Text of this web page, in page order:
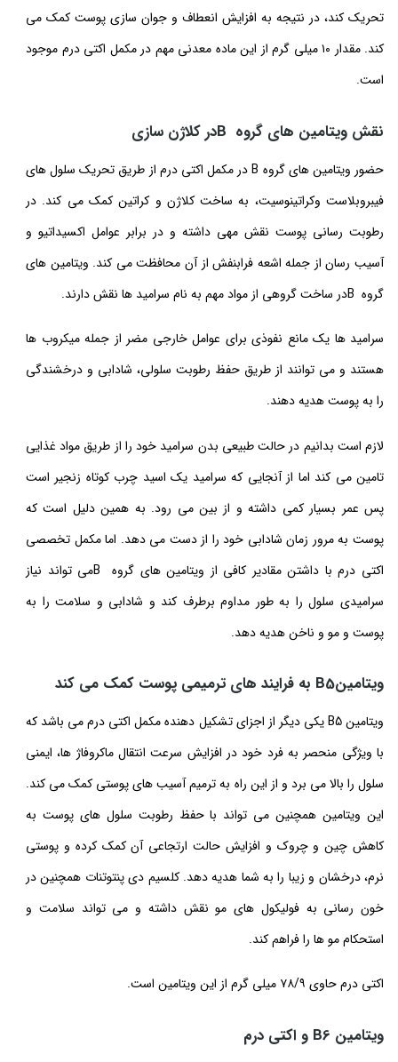
تحریک کند، در نتیجه به افزایش انعطاف و جوان سازی پوست کمک می
کند. مقدار ۱۰ میلی گرم از این ماده معدنی مهم در مکمل اکتی درم موجود
است.
نقش ویتامین های گروه Bدر کلاژن سازی
حضور ویتامین های گروه B در مکمل اکتی درم از طریق تحریک سلول های
فیبروبلاست وکراتینوسیت، به ساخت کلاژن و کراتین کمک می کند. در
رطوبت رسانی پوست نقش مهی داشته و در برابر عوامل اکسیداتیو و
آسیب رسان از جمله اشعه فرابنفش از آن محافظت می کند. ویتامین های
گروه Bدر ساخت گروهی از مواد مهم به نام سرامید ها نقش دارند.
سرامید ها یک مانع نفوذی برای عوامل خارجی مضر از جمله میکروب ها
هستند و می توانند از طریق حفظ رطوبت سلولی، شادابی و درخشندگی
را به پوست هدیه دهند.
لازم است بدانیم در حالت طبیعی بدن سرامید خود را از طریق مواد غذایی
تامین می کند اما از آنجایی که سرامید یک اسید چرب کوتاه زنجیر است
پس عمر بسیار کمی داشته و از بین می رود. به همین دلیل است که
پوست به مرور زمان شادابی خود را از دست می دهد. اما مکمل تخصصی
اکتی درم با داشتن مقادیر کافی از ویتامین های گروه Bمی تواند نیاز
سرامیدی سلول را به طور مداوم برطرف کند و شادابی و سلامت را به
پوست و مو و ناخن هدیه دهد.
ویتامینB5 به فرایند های ترمیمی پوست کمک می کند
ویتامین B5 یکی دیگر از اجزای تشکیل دهنده مکمل اکتی درم می باشد که
با ویژگی منحصر به فرد خود در افزایش سرعت انتقال ماکروفاژ ها، ایمنی
سلول را بالا می برد و از این راه به ترمیم آسیب های پوستی کمک می کند.
این ویتامین همچنین می تواند با حفظ رطوبت سلول های پوست به
کاهش چین و چروک و افزایش حالت ارتجاعی آن کمک کرده و پوستی
نرم، درخشان و زیبا را به شما هدیه دهد. کلسیم دی پنتوتنات همچنین در
خون رسانی به فولیکول های مو نقش داشته و می تواند سلامت و
استحکام مو ها را فراهم کند.
اکتی درم حاوی ۷۸/۹ میلی گرم از این ویتامین است.
ویتامین B6 و اکتی درم